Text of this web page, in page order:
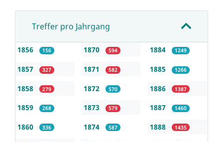
Treffer pro Jahrgang
1856 156
1857 327
1858 279
1859 268
1860 336
1870 594
1871 582
1872 570
1873 579
1874 587
1884 1249
1885 1266
1886 1387
1887 1460
1888 1435